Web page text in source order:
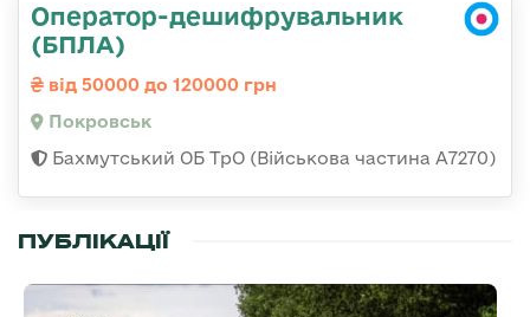
Оператор-дешифрувальник
(БПЛА)
від 50000 до 120000 грн
Покровськ
Бахмутський ОБ ТрО (Військова частина А7270)
ПУБЛІКАЦІЇ